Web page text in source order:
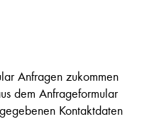
Anfragen zukommen
dem Anfrageformular
Kontaktdaten